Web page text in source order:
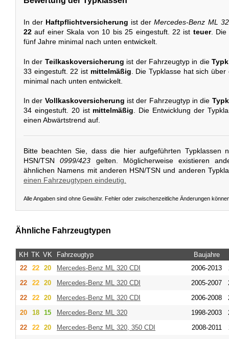
In der Haftpflichtversicherung ist derMercedes-Benz ML
22 auf einer Skala von 10 bis 25 eingestuft. 22 ist teuer. Die
fünf Jahre minimal nach unten entwickelt.
In der Teilkaskoversicherung ist der Fahrzeugtyp in die
33 eingestuft. 22 ist mittelmäßig . Die Typklasse hat sich
minimal nach unten entwickelt.
In der Vollkaskoversicherung ist der Fahrzeugtyp in die
34 eingestuft. 20 ist mittelmäßig. Die Entwicklung der
einen Abwärtstrend auf.
Bitte beachten Sie, dass die hier aufgeführten Typklassen
HSN/TSN0999/423 gelten. Möglicherweise existieren
ähnlichen Namens mit anderen HSN/TSN und anderen
einen Fahrzeugtypen eindeutig.
Alle Angaben sind ohne Gewähr. Fehler oder zwischenzeitliche Änderungen
Ähnliche Fahrzeugtypen
KH TK VK Fahrzeugtyp
Baujahre
22
22 20 Mercedes-Benz ML 320 CDI 2006-2013
22
22 20 Mercedes-Benz ML 320 CDI 2005-2007
22
22 20 Mercedes-Benz ML 320 CDI 2006-2008
20
18 15 Mercedes-Benz ML 320 1998-2003
22
22 20 Mercedes-Benz ML 320, 350 CDI 2008-2011